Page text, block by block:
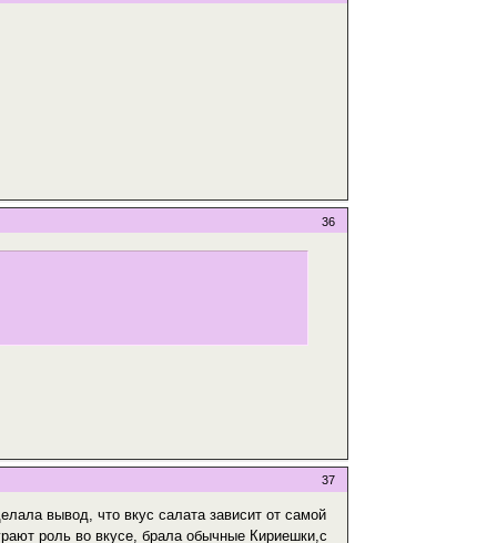
36
37
вывод, что вкус салата зависит от самой
роль во вкусе, брала обычные Кириешки,с